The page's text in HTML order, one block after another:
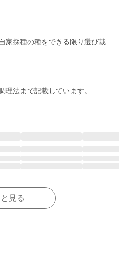
家採種の種をできる限り選び栽
理法まで記載しています。
見る